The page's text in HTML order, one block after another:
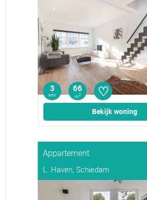
3
kmr
66
m2 ♡
Bekijk woning
Appartement
L. Haven, Schiedam